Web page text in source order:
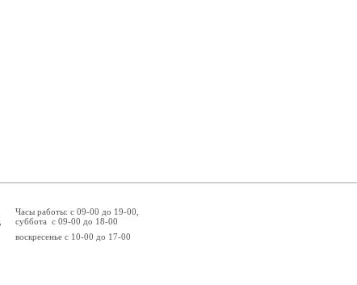
Часы работы: с 09-00 до 19-00,
суббота с 09-00 до 18-00
воскресенье с 10-00 до 17-00